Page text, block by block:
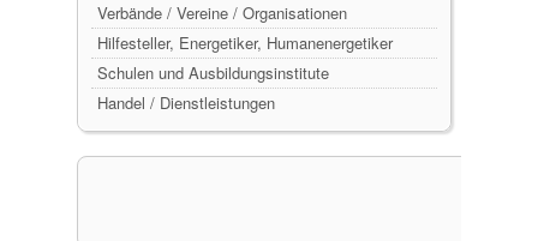
Verbände / Vereine / Organisationen
Hilfesteller, Energetiker, Humanenergetiker
Schulen und Ausbildungsinstitute
Handel / Dienstleistungen